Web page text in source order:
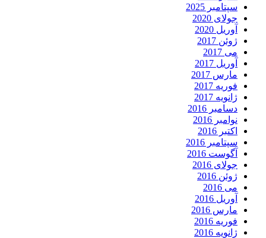
سپتامبر 2025
جولای 2020
آوریل 2020
ژوئن 2017
می 2017
آوریل 2017
مارس 2017
فوریه 2017
ژانویه 2017
دسامبر 2016
نوامبر 2016
اکتبر 2016
سپتامبر 2016
آگوست 2016
جولای 2016
ژوئن 2016
می 2016
آوریل 2016
مارس 2016
فوریه 2016
ژانویه 2016